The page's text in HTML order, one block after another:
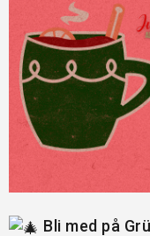
Bli med på